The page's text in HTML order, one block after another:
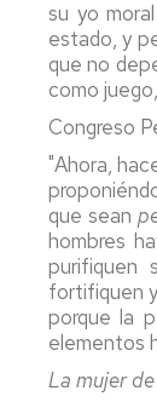
su yo
estado, y
que no
como
Congreso
"Ahora,
que sean
hombres
purifiquen
fortifiquen
porque la
elementos
La mujer